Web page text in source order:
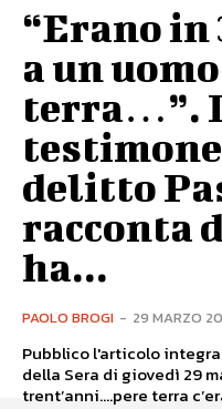
“Erano in
a un
terra…”.
delitto
racconta
ha...
PAOLO BROGI - 29 MARZO
Pubblico l'articolo
della Sera di giovedì 29 marzo: “Erano in tre o
trent’anni….pere terra